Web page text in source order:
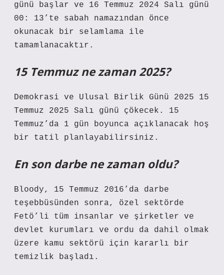
günü başlar ve 16 Temmuz 2024 Salı günü
00: 13’te sabah namazından önce
okunacak bir selamlama ile
tamamlanacaktır.
15 Temmuz ne zaman 2025?
Demokrasi ve Ulusal Birlik Günü 2025 15
Temmuz 2025 Salı günü çökecek. 15
Temmuz’da 1 gün boyunca açıklanacak hoş
bir tatil planlayabilirsiniz.
En son darbe ne zaman oldu?
Bloody, 15 Temmuz 2016’da darbe
teşebbüsünden sonra, özel sektörde
Fetö’li tüm insanlar ve şirketler ve
devlet kurumları ve ordu da dahil olmak
üzere kamu sektörü için kararlı bir
temizlik başladı.